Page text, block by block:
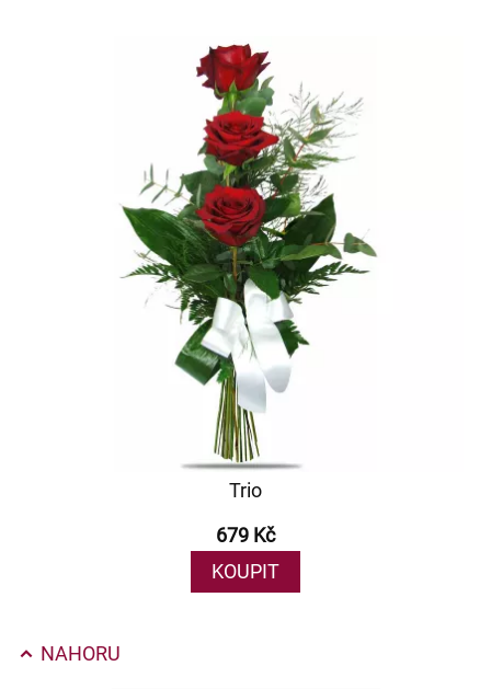
Trio
679 Kč
KOUPIT
NAHORU